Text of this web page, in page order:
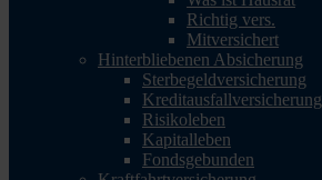
Richtig vers.
Mitversichert
Hinterbliebenen Absicherung
Sterbegeldversicherung
Kreditausfallversicherung
Risikoleben
Kapitalleben
Fondsgebunden